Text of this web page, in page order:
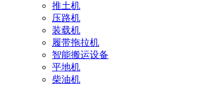
推土机
压路机
装载机
履带拖拉机
智能搬运设备
平地机
柴油机